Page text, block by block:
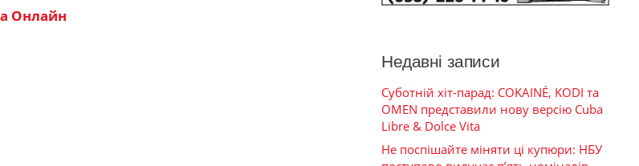
Онлайн
Недавні записи
Суботній хіт-парад: COKAINÉ, KODI та
OMEN представили нову версію Cuba
Libre & Dolce Vita
Не поспішайте міняти ці купюри: НБУ